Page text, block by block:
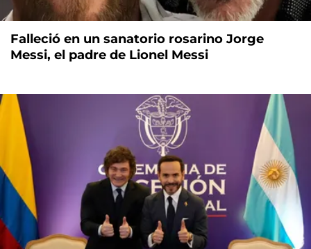
Falleció en un sanatorio rosarino Jorge
Messi, el padre de Lionel Messi